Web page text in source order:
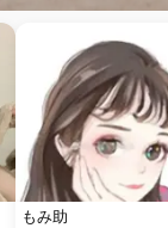
もみ助